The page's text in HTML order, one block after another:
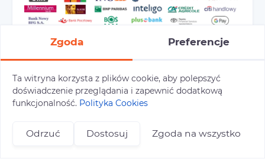
Preferencje cookies Polityka prywatności
Polityka cookies
Zgoda Preferencje
Ta witryna korzysta z plików cookie, aby polepszyć
doświadczenie przeglądania i zapewnić dodatkową
funkcjonalność. Polityka Cookies
Odrzuć Dostosuj Zgoda na wszystko